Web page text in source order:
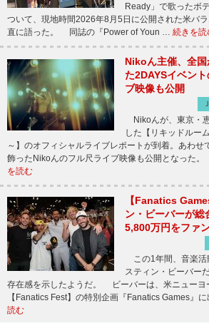
Ready」で歌ったボ
ついて、現地時間2026年8月5日に公開された米バ
直に語った。 同誌の『Power of Youn … 続きを読
Nikoん主催、全
た2DAYSイベン
ブ映像も公開
Nikoんが、東京・
した【リキッドルー
～】のオフィシャルライブレポートが到着。あわせ
飾ったNikoんのフル尺ライブ映像も公開となった
を読む
【Fanatics
ン・ビーバーが総
5,800万円をファ
この1年間、音楽活
スティン・ビーバー
存在感を示したようだ。 ビーバーは、米ニューヨ
【Fanatics Fest】の特別企画『Fanatics Games』
読む